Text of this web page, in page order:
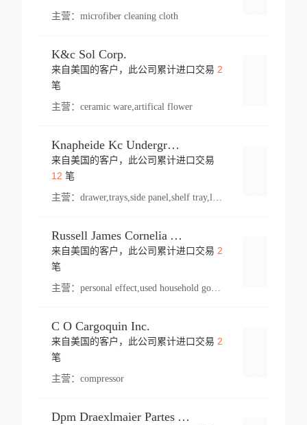
主营： microfiber cleaning cloth
K&c Sol Corp.
来自美国的客户，此公司累计进口交易 2
笔
主营： ceramic ware,artifical flower
Knapheide Kc Underground
来自美国的客户，此公司累计进口交易
12 笔
主营：
Russell James Cornelia Arlington Va
来自美国的客户，此公司累计进口交易 2
笔
主营： personal effect,used household goods
C O Cargoquin Inc.
来自美国的客户，此公司累计进口交易 2
笔
主营： compressor
Dpm Draexlmaier Partes Automotrices Corr Ind Huejotzingo